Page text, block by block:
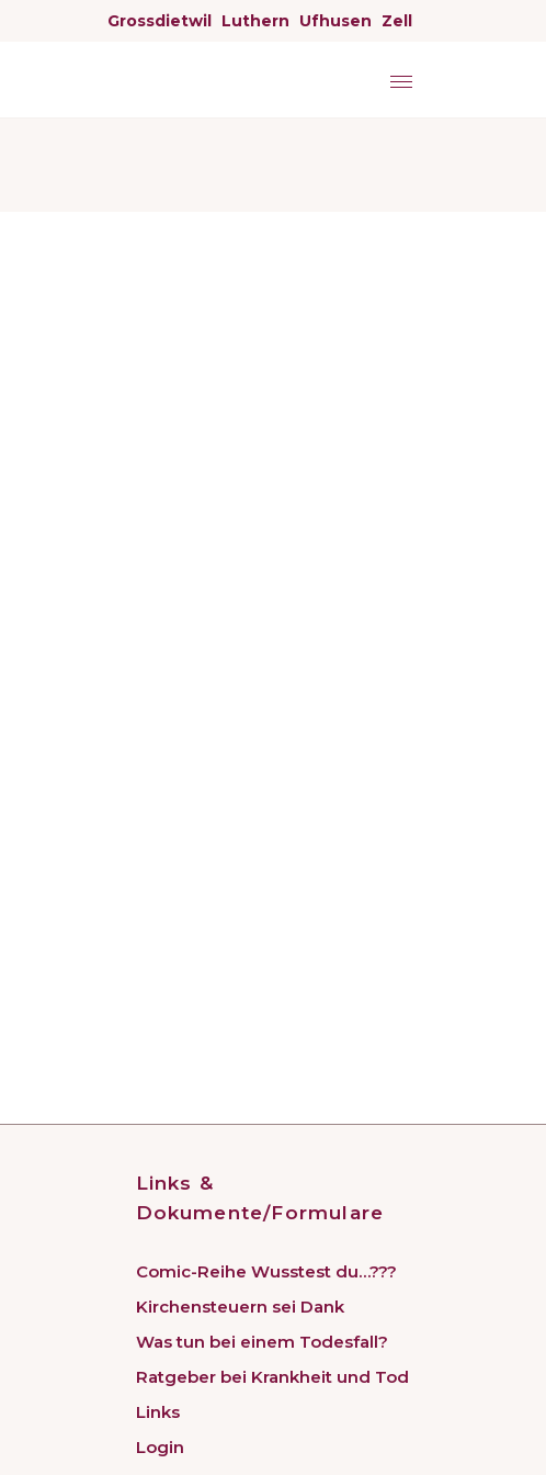
Grossdietwil Luthern Ufhusen Zell
Links &
Dokumente/Formulare
Comic-Reihe Wusstest du…???
Kirchensteuern sei Dank
Was tun bei einem Todesfall?
Ratgeber bei Krankheit und Tod
Links
Login